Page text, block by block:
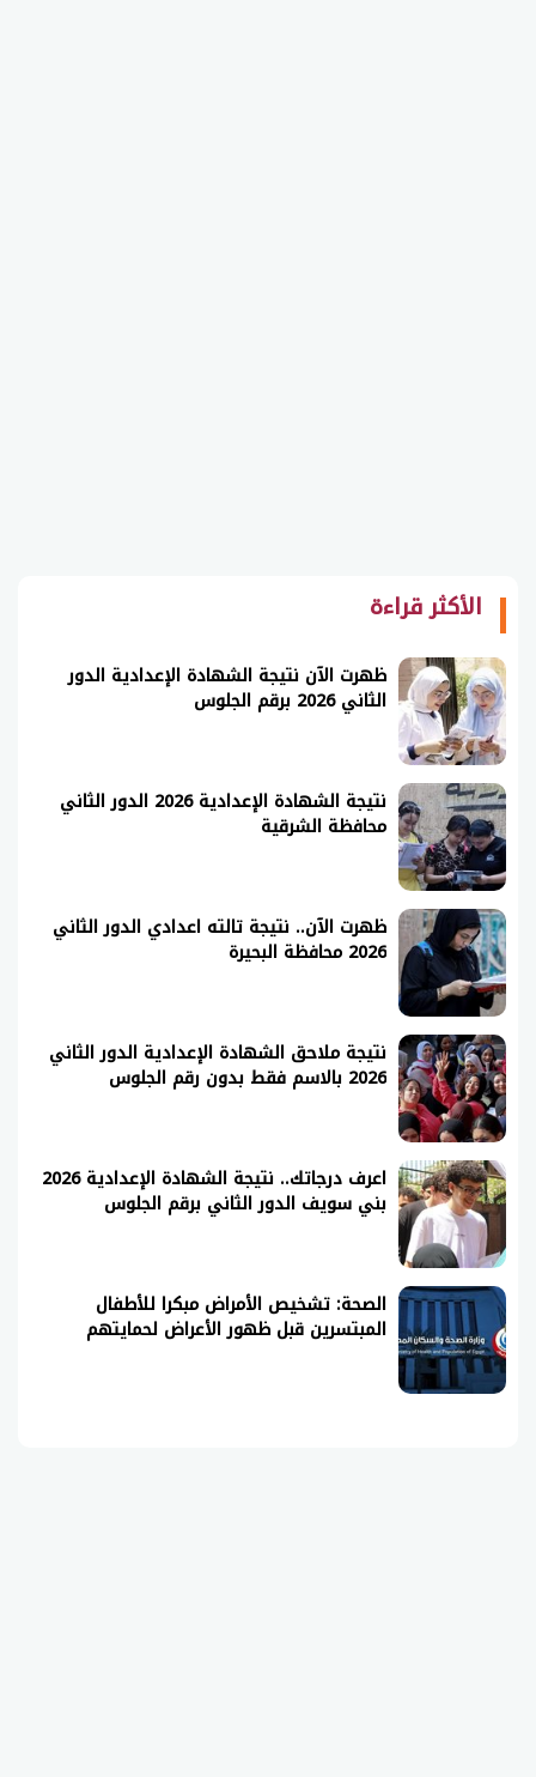
الأكثر قراءة
ظهرت الآن نتيجة الشهادة الإعدادية الدور
الثاني 2026 برقم الجلوس
نتيجة الشهادة الإعدادية 2026 الدور الثاني
محافظة الشرقية
ظهرت الآن.. نتيجة تالته اعدادي الدور الثاني
2026 محافظة البحيرة
نتيجة ملاحق الشهادة الإعدادية الدور الثاني
2026 بالاسم فقط بدون رقم الجلوس
اعرف درجاتك.. نتيجة الشهادة الإعدادية 2026
بني سويف الدور الثاني برقم الجلوس
الصحة: تشخيص الأمراض مبكرا للأطفال
المبتسرين قبل ظهور الأعراض لحمايتهم